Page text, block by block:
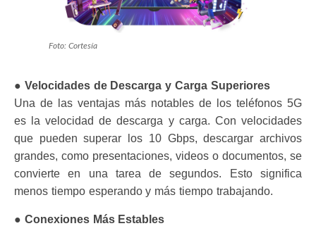
Foto: Cortesía
● Velocidades de Descarga y Carga Superiores
Una de las ventajas más notables de los teléfonos 5G
es la velocidad de descarga y carga. Con velocidades
que pueden superar los 10 Gbps, descargar archivos
grandes, como presentaciones, videos o documentos, se
convierte en una tarea de segundos. Esto significa
menos tiempo esperando y más tiempo trabajando.
● Conexiones Más Estables